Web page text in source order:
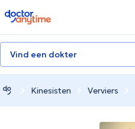
doctoranytime
Vind een dokter
Kinesisten Verviers